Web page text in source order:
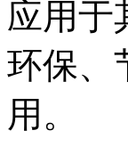
应用于
环保、
用。